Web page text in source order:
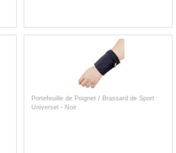
Portefeuille de Poignet / Brassard de Sport
Universel - Noir